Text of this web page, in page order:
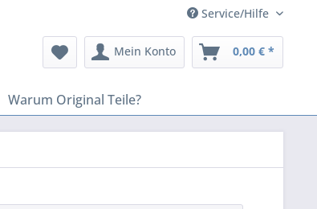
Service/Hilfe
Mein Konto 0,00 € *
Warum Original Teile?